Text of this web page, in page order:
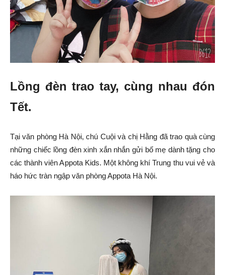
Lồng đèn trao tay, cùng nhau đón
Tết.
Tại văn phòng Hà Nội, chú Cuội và chị Hằng đã trao quà cùng
những chiếc lồng đèn xinh xắn nhắn gửi bố mẹ dành tặng cho
các thành viên Appota Kids. Một không khí Trung thu vui vẻ và
háo hức tràn ngập văn phòng Appota Hà Nội.